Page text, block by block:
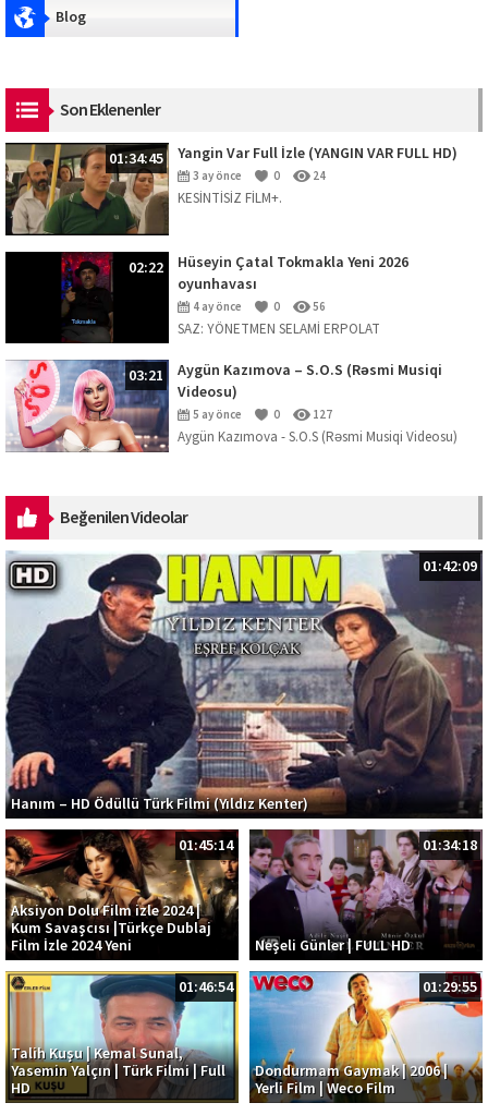
Blog
Son Eklenenler
01:34:45 Yangin Var Full İzle (YANGIN VAR FULL HD)
3 ay önce 0 24
KESİNTİSİZ FİLM+.
02:22
Hüseyin Çatal Tokmakla Yeni 2026
oyunhavası
4 ay önce 0 56
SAZ: YÖNETMEN SELAMİ ERPOLAT
03:21
Aygün Kazımova – S.O.S (Rəsmi Musiqi
Videosu)
5 ay önce 0 127
Aygün Kazımova - S.O.S (Rəsmi Musiqi Videosu)
Beğenilen Videolar
01:42:09
Hanım – HD Ödüllü Türk Filmi (Yıldız Kenter)
01:45:14
Aksiyon Dolu Film izle 2024 |
Kum Savaşcısı |Türkçe Dublaj
Film İzle 2024 Yeni
01:34:18
Neşeli Günler | FULL HD
01:46:54
Talih Kuşu | Kemal Sunal,
Yasemin Yalçın | Türk Filmi | Full
HD
01:29:55
Dondurmam Gaymak | 2006 |
Yerli Film | Weco Film